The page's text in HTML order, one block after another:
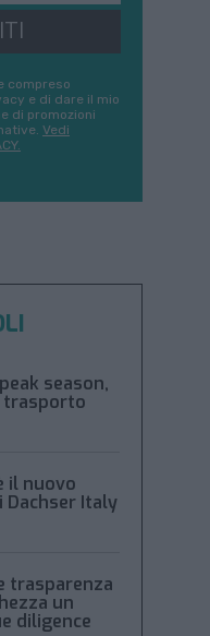
compreso
e di dare il mio
di promozioni
Vedi
season,
trasporto
il nuovo
Dachser Italy
trasparenza
un
diligence